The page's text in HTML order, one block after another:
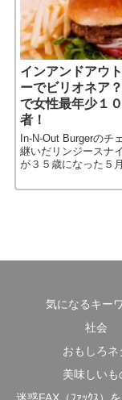
インアンドアウ
ーでビリオネア
で女性最年少１
者！
In-N-Out Burgerのチ
継いだリンジースナ
が３５歳になった５
女性では最も若い「
気になるキー
社会
おもしろネ
美味しいも
迷惑FAX（ﾌｧｯｸｽ）